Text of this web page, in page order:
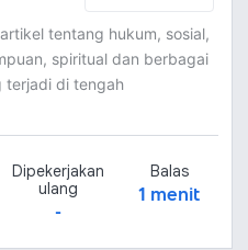
tentang hukum, sosial,
spiritual dan berbagai
terjadi di tengah
Dipekerjakan
ulang
-
Balas
1 menit